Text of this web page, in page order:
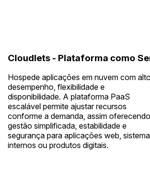
Cloudlets - Plataforma como
Hospede aplicações em nuvem com alto
desempenho, flexibilidade e
disponibilidade. A plataforma PaaS
escalável permite ajustar recursos
conforme a demanda, assim oferecendo
gestão simplificada, estabilidade e
segurança para aplicações web,
internos ou produtos digitais.